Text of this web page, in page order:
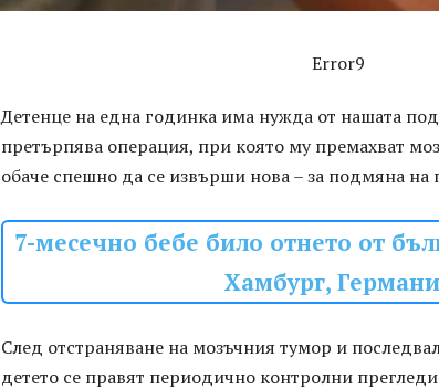
Error9
Детенце на една годинка има нужда от нашата
претърпява операция, при която му премахват
обаче спешно да се извърши нова – за подмяна на
7-месечно бебе било отнето от
Хамбург,
След отстраняване на мозъчния тумор и
детето се правят периодично контролни